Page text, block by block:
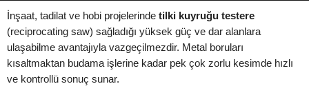
İnşaat, tadilat ve hobi projelerinde tilki kuyruğu testere
(reciprocating saw) sağladığı yüksek güç ve dar alanlara
ulaşabilme avantajıyla vazgeçilmezdir. Metal boruları
kısaltmaktan budama işlerine kadar pek çok zorlu kesimde hızlı
ve kontrollü sonuç sunar.